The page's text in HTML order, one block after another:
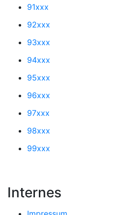
91xxx
92xxx
93xxx
94xxx
95xxx
96xxx
97xxx
98xxx
99xxx
Internes